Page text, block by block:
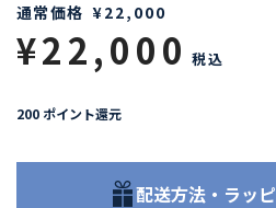
通常価格 ¥22,000
¥22,000 税込
200 ポイント還元
配送方法・ラッ